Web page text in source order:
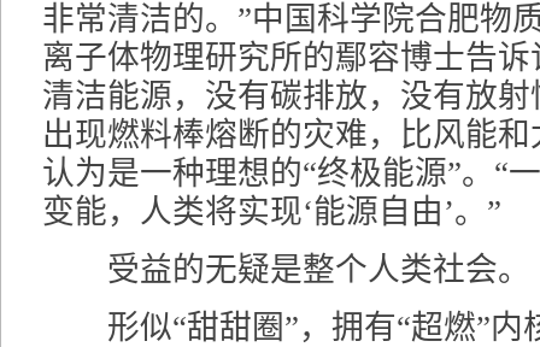
非常清洁的。”中国科学院合肥物
离子体物理研究所的鄢容博士告
清洁能源，没有碳排放，没有放
出现燃料棒熔断的灾难，比风能
认为是一种理想的“终极能源”。“
变能，人类将实现‘能源自由’。”
受益的无疑是整个人类社会。
形似“甜甜圈”，拥有“超燃”内